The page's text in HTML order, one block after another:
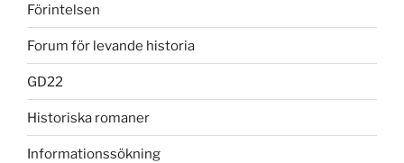
Förintelsen
Forum för levande historia
GD22
Historiska romaner
Informationssökning